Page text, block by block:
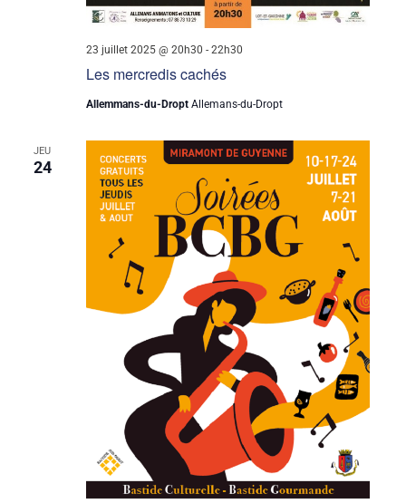
Les mercredis cachés
23 juillet 2025 @ 20h30 - 22h30
Allemmans-du-Dropt Allemans-du-Dropt
JEU
24